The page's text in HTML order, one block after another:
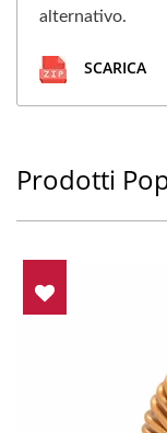
alternativo.
SCARICA
Prodotti